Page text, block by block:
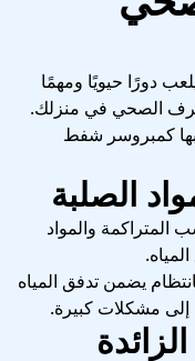
دورًا حيويًا ومهمًا
الصحي في منزلك.
بها كمبروسر شفط
الصلبة
المتراكمة والمواد
يضمن تدفق المياه
مشكلات كبيرة.